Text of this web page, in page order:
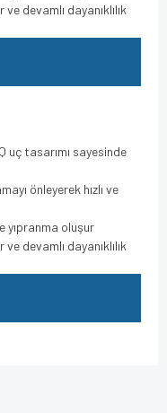
devamlı dayanıklılık
uç tasarımı sayesinde
önleyerek hızlı ve
yıpranma oluşur
devamlı dayanıklılık